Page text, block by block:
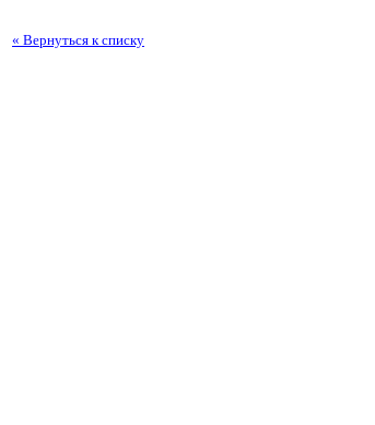
« Вернуться к списку